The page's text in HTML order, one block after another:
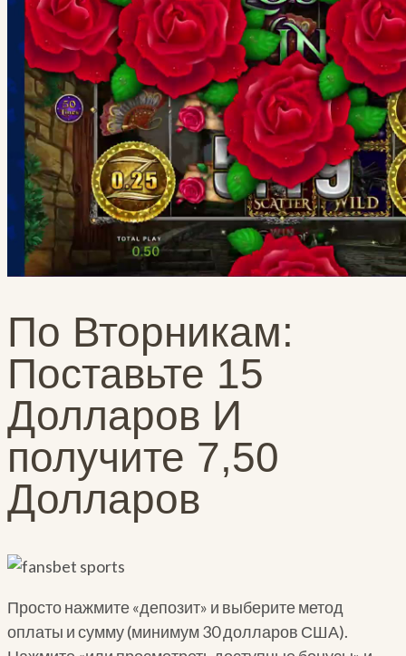
По Вторникам:
Поставьте 15
Долларов И
получите 7,50
Долларов
Просто нажмите «депозит» и выберите метод
оплаты и сумму (минимум 30 долларов США).